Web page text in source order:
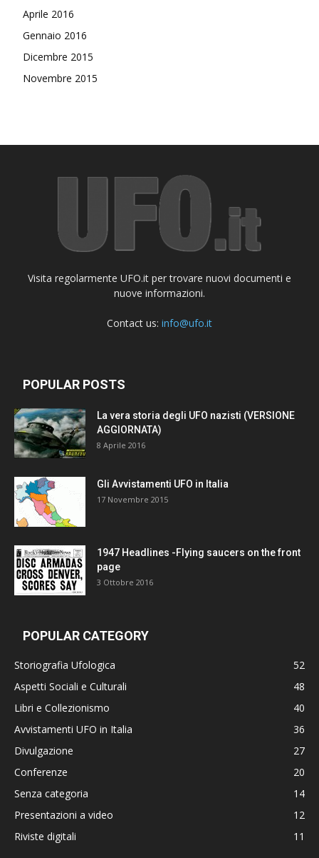
Aprile 2016
Gennaio 2016
Dicembre 2015
Novembre 2015
Visita regolarmente UFO.it per trovare nuovi documenti e
nuove informazioni.
Contact us: info@ufo.it
POPULAR POSTS
La vera storia degli UFO nazisti (VERSIONE
AGGIORNATA)
8 Aprile 2016
Gli Avvistamenti UFO in Italia
17 Novembre 2015
1947 Headlines -Flying saucers on the front
page
3 Ottobre 2016
POPULAR CATEGORY
Storiografia Ufologica
52
Aspetti Sociali e Culturali
48
Libri e Collezionismo
40
Avvistamenti UFO in Italia
36
Divulgazione
27
Conferenze
20
Senza categoria
14
Presentazioni a video
12
Riviste digitali
11